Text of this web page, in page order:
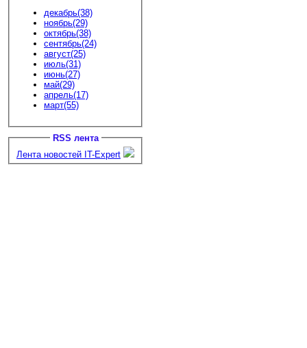
декабрь(38)
ноябрь(29)
октябрь(38)
сентябрь(24)
август(25)
июль(31)
июнь(27)
май(29)
апрель(17)
март(55)
RSS лента
Лента новостей IT-Expert